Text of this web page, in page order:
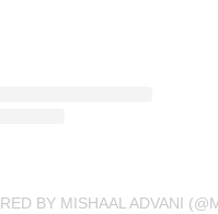
BY MISHAAL ADVANI